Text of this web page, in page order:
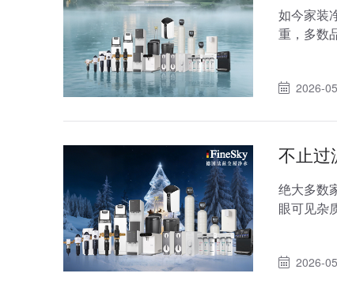
如今家装
重，多数
2026-
不止过
绝大多数
眼可见杂
2026-